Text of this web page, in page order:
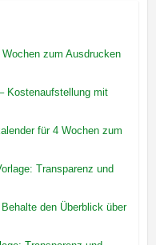
zum Ausdrucken
Kostenaufstellung mit
für 4 Wochen zum
Transparenz und
den Überblick über